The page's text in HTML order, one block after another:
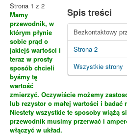
Spis treści
Bezkontaktowy
Strona 2
Wszystkie strony
Strona 1 z 2
Mamy
przewodnik, w
którym płynie
sobie prąd o
jakiejś wartości i
teraz w prosty
sposób chcieli
byśmy tę
wartość
zmierzyć. Oczywiście możemy
lub rezystor o małej wartości i badać
Niestety wszystkie te sposoby wiążą
przewodnik musimy przerwać i
włączyć w układ.